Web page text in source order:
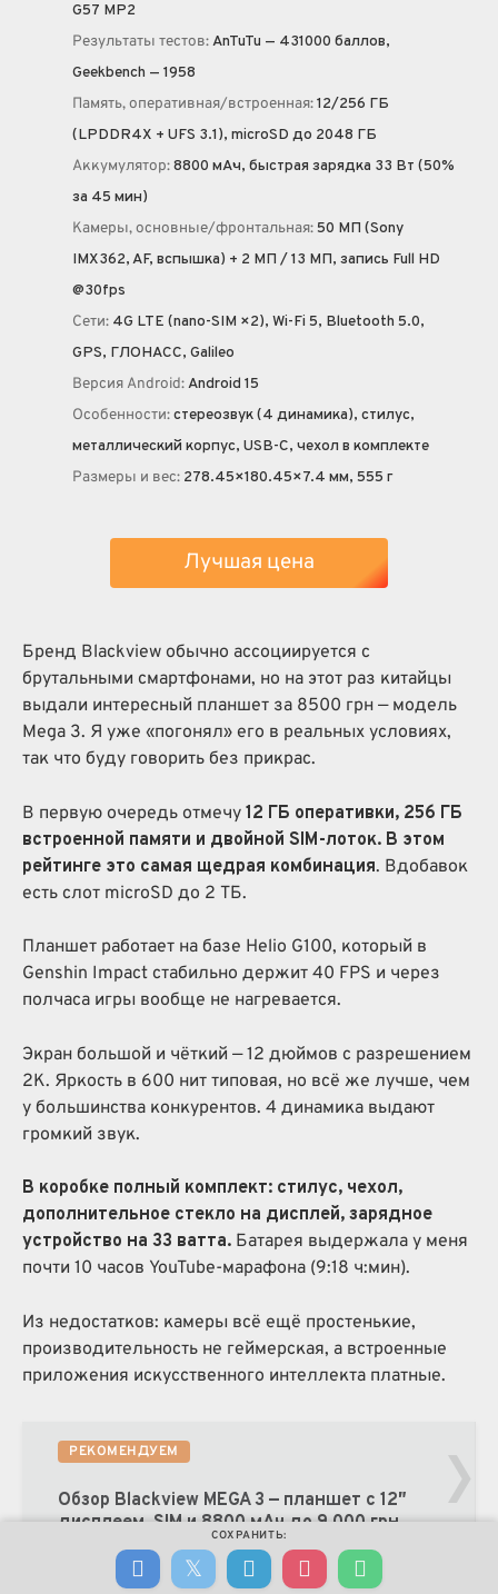
СОХРАНИТЬ:
G57 MP2
Результаты тестов:AnTuTu — 431000 баллов,
Geekbench — 1958
Память, оперативная/встроенная:12/256 ГБ
(LPDDR4X + UFS 3.1), microSD до 2048 ГБ
Аккумулятор:8800 мА·ч, быстрая зарядка 33 Вт (50%
за 45 мин)
Камеры, основные/фронтальная: 50 МП (Sony
IMX362, AF, вспышка) + 2 МП / 13 МП, запись Full HD
@30fps
Сети: 4G LTE (nano-SIM ×2), Wi-Fi 5, Bluetooth 5.0,
GPS, ГЛОНАСС, Galileo
Версия Android:Android 15
Особенности:стереозвук (4 динамика), стилус,
металлический корпус, USB-C, чехол в комплекте
Размеры и вес: 278.45×180.45×7.4 мм, 555 г
Лучшая цена
Бренд Blackview обычно ассоциируется с
брутальными смартфонами, но на этот раз китайцы
выдали интересный планшет за 8500 грн — модель
Mega 3. Я уже «погонял» его в реальных условиях,
так что буду говорить без прикрас.
В первую очередь отмечу 12 ГБ оперативки, 256 ГБ
встроенной памяти и двойной SIM-лоток. В этом
рейтинге это самая щедрая комбинация. Вдобавок
есть слот microSD до 2 ТБ.
Планшет работает на базе Helio G100, который в
Genshin Impact стабильно держит 40 FPS и через
полчаса игры вообще не нагревается.
Экран большой и чёткий — 12 дюймов с разрешением
2К. Яркость в 600 нит типовая, но всё же лучше, чем
у большинства конкурентов. 4 динамика выдают
громкий звук.
В коробке полный комплект: стилус, чехол,
дополнительное стекло на дисплей, зарядное
устройство на 33 ватта. Батарея выдержала у меня
почти 10 часов YouTube-марафона (9:18 ч:мин).
Из недостатков: камеры всё ещё простенькие,
производительность не геймерская, а встроенные
приложения искусственного интеллекта платные.
РЕКОМЕНДУЕМ
Обзор Blackview MEGA 3 — планшет с 12″
дисплеем, SIM и 8800 мАч до 9 000 грн
›